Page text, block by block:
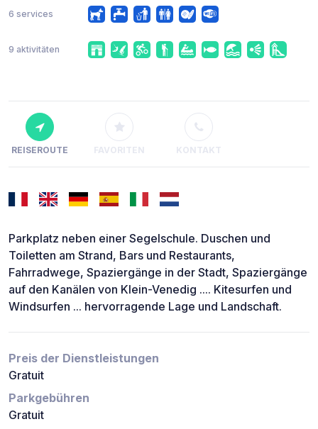
6 services
9 aktivitäten
REISEROUTE FAVORITEN KONTAKT
Parkplatz neben einer Segelschule. Duschen und
Toiletten am Strand, Bars und Restaurants,
Fahrradwege, Spaziergänge in der Stadt, Spaziergänge
auf den Kanälen von Klein-Venedig .... Kitesurfen und
Windsurfen ... hervorragende Lage und Landschaft.
Preis der Dienstleistungen
Gratuit
Parkgebühren
Gratuit